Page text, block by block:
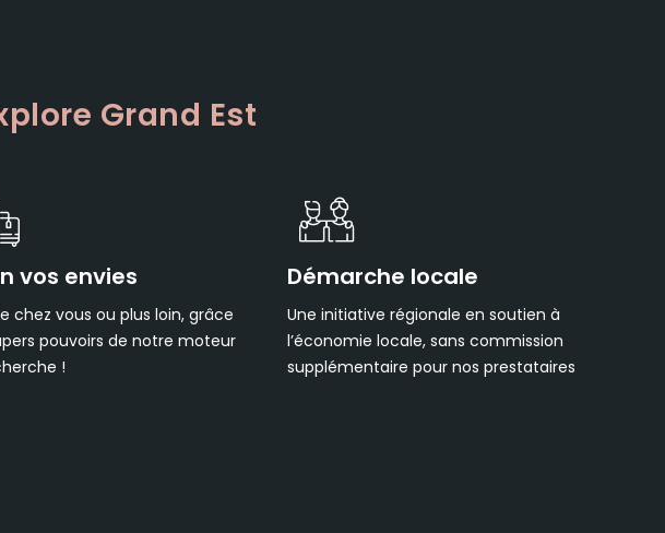
Grand Est
vos envies
chez vous ou plus loin, grâce
pouvoirs de notre moteur
!
Démarche locale
Une initiative régionale en soutien à
l’économie locale, sans commission
supplémentaire pour nos prestataires